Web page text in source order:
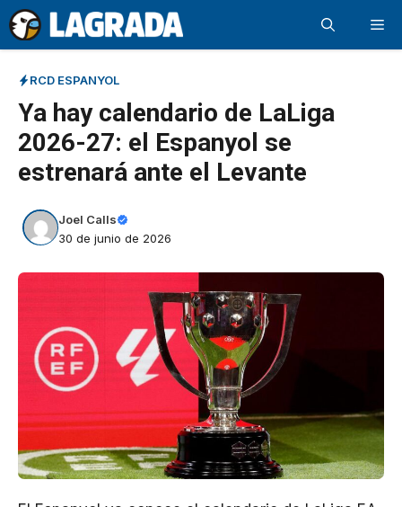
Saltar
al
contenido
RCD ESPANYOL
Ya hay calendario de LaLiga
2026-27: el Espanyol se
estrenará ante el Levante
Joel Calls
30 de junio de 2026